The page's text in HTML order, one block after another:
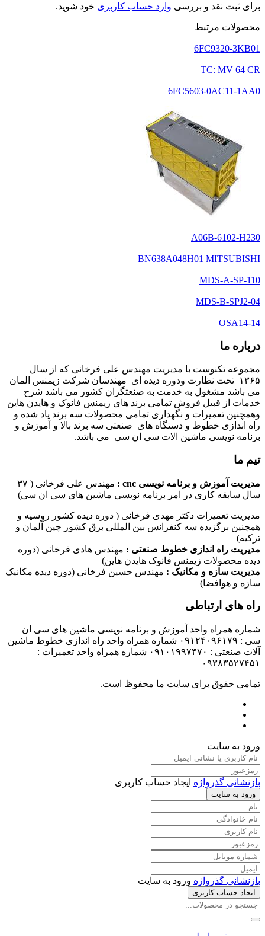
برای ثبت نقد و بررسی وارد حساب کاربری خود شوید.
محصولات مرتبط
6FC9320-3KB01
TC: MV 64 CR
6FC5603-0AC11-1AA0
A06B-6102-H230
BN638A048H01 MITSUBISHI
MDS-A-SP-110
MDS-B-SPJ2-04
OSA14-14
درباره ما
مجموعه تکنوست با مدیریت مهندس علی فرخانی که از سال
۱۳۶۵ تحت نظارت ودوره دیده ای مهندسان شرکت زیمنس المان
می باشد مشغول به خدمت به صنعتگران کشور می باشد شرح
خدمات از قبیل فروش تمامی برند های زیمنس فانوک و هایدن هاین
وهمچنین تعمیرات و نگهداری تمامی محصولات سه برند یاد شده و
راه اندازی خطوط و دستگاه های صنعتی سه برند بالا و آموزش و
برنامه نویسی ماشین الات سی ان سی می باشد.
تیم ما
مدیریت آموزش و برنامه نویسی cnc :
مهندس علی فرخانی ( ۳۷
سال سابقه کاری در امر برنامه نویسی ماشین های سی ان سی)
مدیریت تعمیرات دکتر مهدی فرخانی ( دوره دیده کشور روسیه و
همچنین برگزیده سه کنفرانس بین المللی برق کشور چین آلمان و
ترکیه)
مدیریت راه اندازی خطوط صنعتی : مهندس هادی فرخانی (دوره
دیده محصولات زیمنس فانوک هایدن هاین)
مدیریت سازه و مکانیک : مهندس حسین فرخانی (دوره دیده مکانیک
سازه و هوافضا)
راه های ارتباطی
شماره همراه واحد آموزش و برنامه نویسی ماشین های سی ان
سی : ۰۹۱۲۴۰۹۶۱۷۹ شماره همراه واحد راه اندازی خطوط ماشین
آلات صنعتی : ۰۹۱۰۱۹۹۷۴۷۰ شماره همراه واحد تعمیرات :
۰۹۳۸۳۵۲۷۴۵۱
تمامی حقوق برای سایت ما محفوظ است.
ورود به سایت
بازنشانی گذرواژه ایجاد حساب کاربری
ورود به سایت
بازنشانی گذرواژه ورود به سایت
ایجاد حساب کاربری